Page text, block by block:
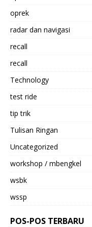
oprek
radar dan navigasi
recall
recall
Technology
test ride
tip trik
Tulisan Ringan
Uncategorized
workshop / mbengkel
wsbk
wssp
POS-POS TERBARU